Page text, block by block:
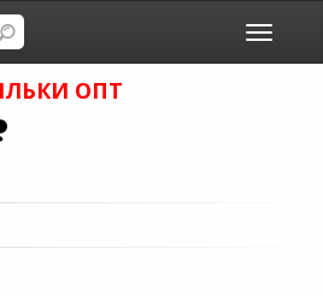
Toggle
ОПТ